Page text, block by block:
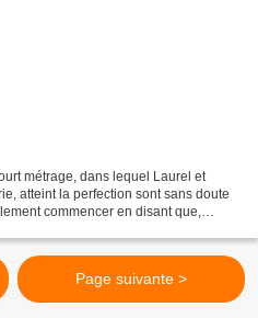
métrage, dans lequel Laurel et
atteint la perfection sont sans doute
commencer en disant que,
Page suivante >